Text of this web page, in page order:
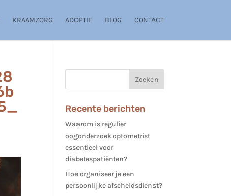
KRAAMZORG ADOPTIE BLOG CONTACT
Recente berichten
Waarom is regulier
oogonderzoek optometrist
essentieel voor
diabetespatiënten?
Hoe organiseer je een
persoonlijke afscheidsdienst?